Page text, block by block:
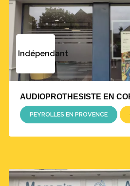
Indépendant
AUDIOPROTHESISTE EN
PEYROLLES EN PROVENCE